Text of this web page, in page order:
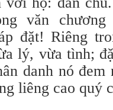
văn
đặt! Riêng
lý, vừa tình;
danh nó
liêng cao quý